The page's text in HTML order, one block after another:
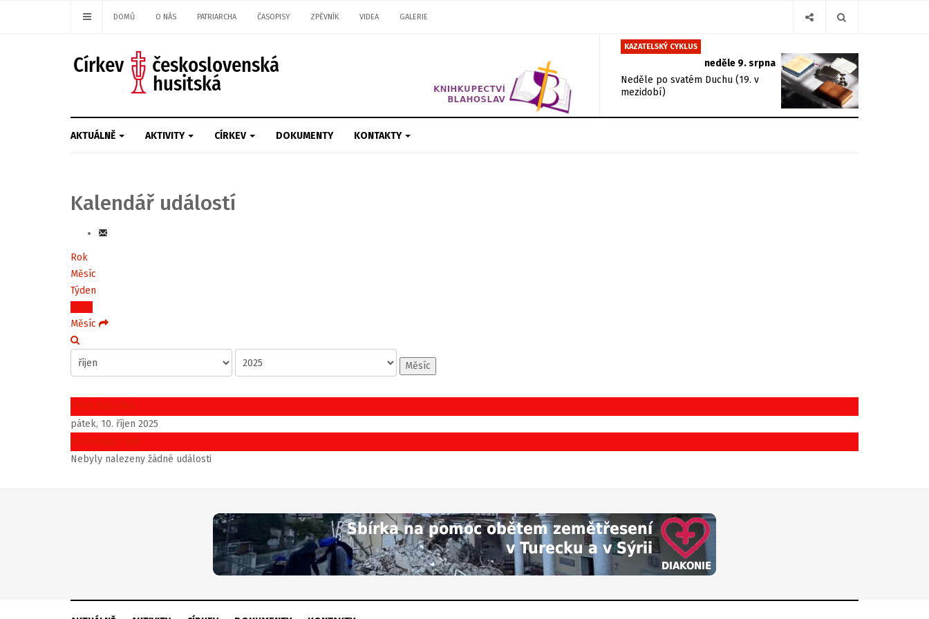
DOMŮ O NÁS PATRIARCHA ČASOPISY ZPĚVNÍK VIDEA GALERIE
KAZATELSKÝ CYKLUS
neděle 9. srpna
Neděle po svatém Duchu (19. v
mezidobí)
AKTUÁLNĚ AKTIVITY CÍRKEV DOKUMENTY KONTAKTY
Kalendář událostí
Rok
Měsíc
Týden
Dnes
Měsíc
Měsíc
Předchozí den
pátek, 10. říjen 2025
Následující den
Nebyly nalezeny žádné události